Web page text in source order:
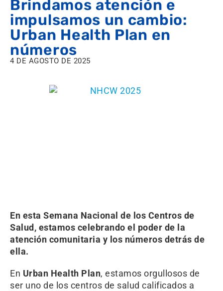
Brindamos atención e
impulsamos un cambio:
Urban Health Plan en
números
4 DE AGOSTO DE 2025
En esta Semana Nacional de los Centros de
Salud, estamos celebrando el poder de la
atención comunitaria y los números detrás de
ella.
En Urban Health Plan, estamos orgullosos de
ser uno de los centros de salud calificados a